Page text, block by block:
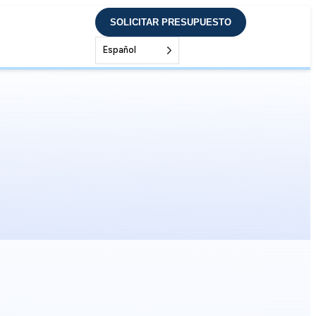
SOLICITAR PRESUPUESTO
Español